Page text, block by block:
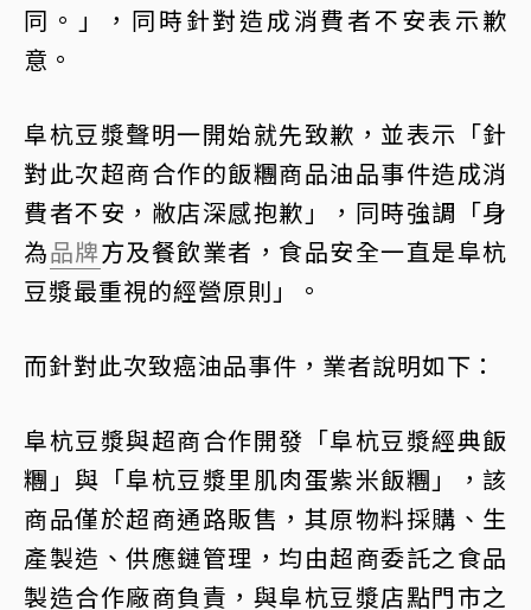
同。」，同時針對造成消費者不安表示歉
意。
阜杭豆漿聲明一開始就先致歉，並表示「針
對此次超商合作的飯糰商品油品事件造成消
費者不安，敝店深感抱歉」，同時強調「身
為品牌方及餐飲業者，食品安全一直是阜杭
豆漿最重視的經營原則」。
而針對此次致癌油品事件，業者說明如下：
阜杭豆漿與超商合作開發「阜杭豆漿經典飯
糰」與「阜杭豆漿里肌肉蛋紫米飯糰」，該
商品僅於超商通路販售，其原物料採購、生
產製造、供應鏈管理，均由超商委託之食品
製造合作廠商負責，與阜杭豆漿店點門市之